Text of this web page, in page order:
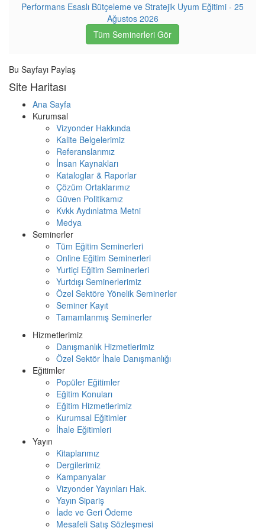
Performans Esaslı Bütçeleme ve Stratejik Uyum Eğitimi - 25
Ağustos 2026
Tüm Seminerleri Gör
Bu Sayfayı Paylaş
Site Haritası
Ana Sayfa
Kurumsal
Vizyonder Hakkında
Kalite Belgelerimiz
Referanslarımız
İnsan Kaynakları
Kataloglar & Raporlar
Çözüm Ortaklarımız
Güven Politikamız
Kvkk Aydınlatma Metni
Medya
Seminerler
Tüm Eğitim Seminerleri
Online Eğitim Seminerleri
Yurtiçi Eğitim Seminerleri
Yurtdışı Seminerlerimiz
Özel Sektöre Yönelik Seminerler
Seminer Kayıt
Tamamlanmış Seminerler
Hizmetlerimiz
Danışmanlık Hizmetlerimiz
Özel Sektör İhale Danışmanlığı
Eğitimler
Popüler Eğitimler
Eğitim Konuları
Eğitim Hizmetlerimiz
Kurumsal Eğitimler
İhale Eğitimleri
Yayın
Kitaplarımız
Dergilerimiz
Kampanyalar
Vizyonder Yayınları Hak.
Yayın Sipariş
İade ve Geri Ödeme
Mesafeli Satış Sözleşmesi